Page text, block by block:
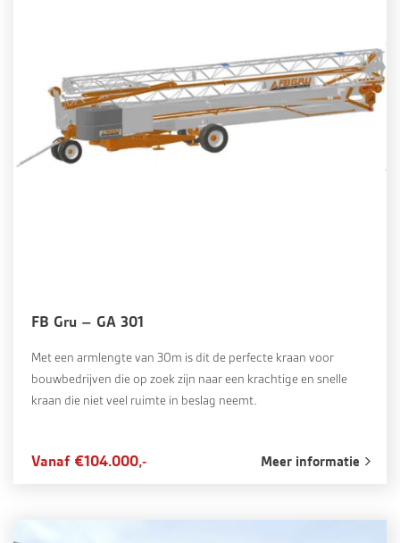
FB Gru – GA 301
Met een armlengte van 30m is dit de perfecte kraan voor
bouwbedrijven die op zoek zijn naar een krachtige en snelle
kraan die niet veel ruimte in beslag neemt.
Vanaf €104.000,- Meer informatie